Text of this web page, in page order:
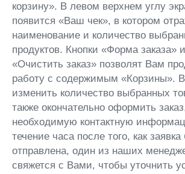
корзину». В левом верхнем углу
появится «Ваш чек», в котором
наименование и количество
продуктов. Кнопки «Форма заказа» и
«Очистить заказ» позволят Вам
работу с содержимым «Корзины».
изменить количество выбранных
также окончательно оформить
необходимую контактную
течение часа после того, как
отправлена, один из наших
свяжется с Вами, чтобы уточнить